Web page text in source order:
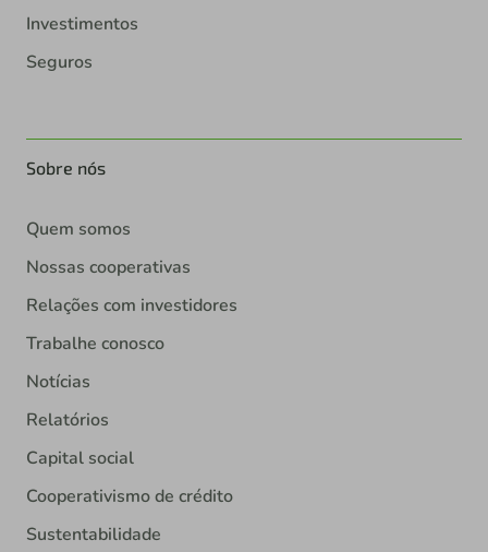
Investimentos
Seguros
Sobre nós
Quem somos
Nossas cooperativas
Relações com investidores
Trabalhe conosco
Notícias
Relatórios
Capital social
Cooperativismo de crédito
Sustentabilidade